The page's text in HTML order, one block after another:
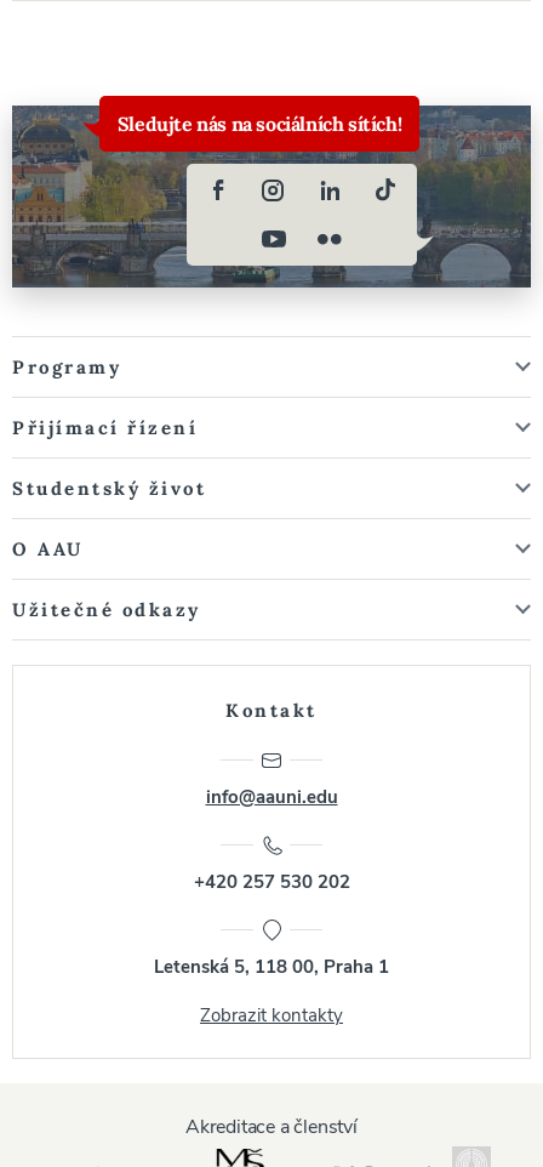
Sledujte nás na sociálních sítích!
Programy
Přijímací řízení
Studentský život
O AAU
Užitečné odkazy
Kontakt
info@aauni.edu
+420 257 530 202
Letenská 5, 118 00, Praha 1
Zobrazit kontakty
Akreditace a členství